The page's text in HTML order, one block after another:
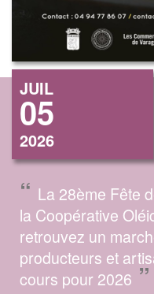
JUIL
05
2026
“ La 28ème Fête
la Coopérative
retrouvez un
producteurs et
cours pour 2026 ”